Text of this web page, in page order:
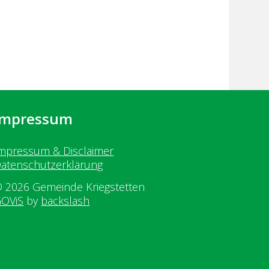
& Disclaimer
2026 Gemeinde Kriegstetten
by backslash